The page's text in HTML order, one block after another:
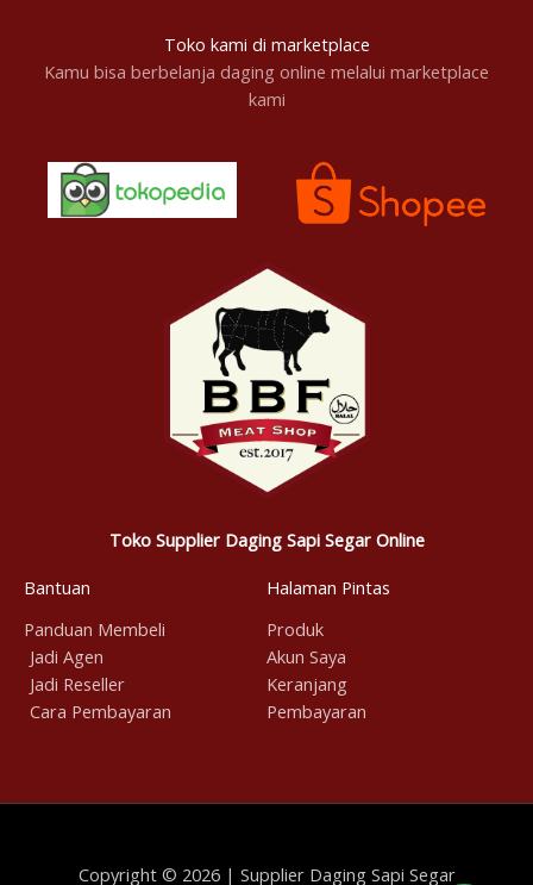
Toko kami di marketplace
Kamu bisa berbelanja daging online melalui marketplace
kami
Toko Supplier Daging Sapi Segar Online
Bantuan
Panduan Membeli
Jadi Agen
Jadi Reseller
Cara Pembayaran
Halaman Pintas
Produk
Akun Saya
Keranjang
Pembayaran
Copyright © 2026 | Supplier Daging Sapi Segar